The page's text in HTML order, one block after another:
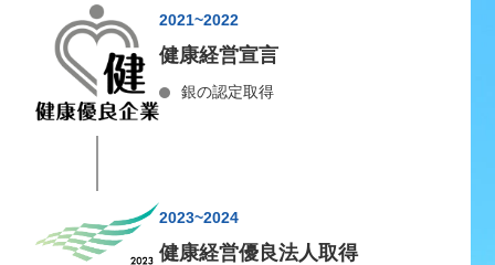
2021~2022
健康経営宣言
銀の認定取得
2023~2024
健康経営優良法人取得